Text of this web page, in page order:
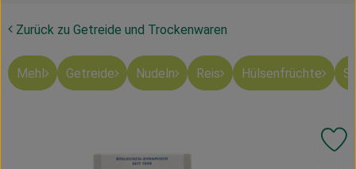
Ökokisten
Mahlitzscher Produkte
Zurück zu Getreide und Trockenwaren
Mehl Getreide Nudeln Reis Hülsenfrüchte